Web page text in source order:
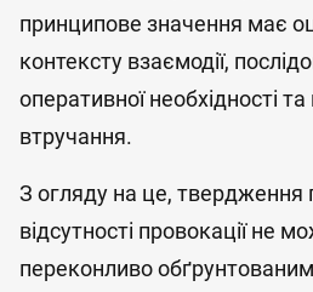
принципове значення має
контексту взаємодії,
оперативної необхідності та
втручання.
З огляду на це,
відсутності провокації не
переконливо